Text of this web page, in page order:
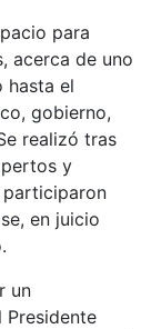
para
acerca de uno
hasta el
gobierno,
realizó tras
y
participaron
en juicio
un
Presidente